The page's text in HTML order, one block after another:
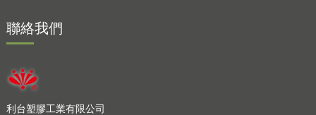
聯絡我們
利台塑膠工業有限公司